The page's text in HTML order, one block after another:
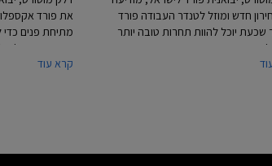
חדש ומוזל לטנדר העבודה פורד
שכעת יוכל להוות תחרות טובה יותר
הסגמנט איסוזו דימקס וטויוטה
מעתה ישווק פורד ריינג'ר בגרסת
מושבים בגודל
ושברולט
קרא עוד